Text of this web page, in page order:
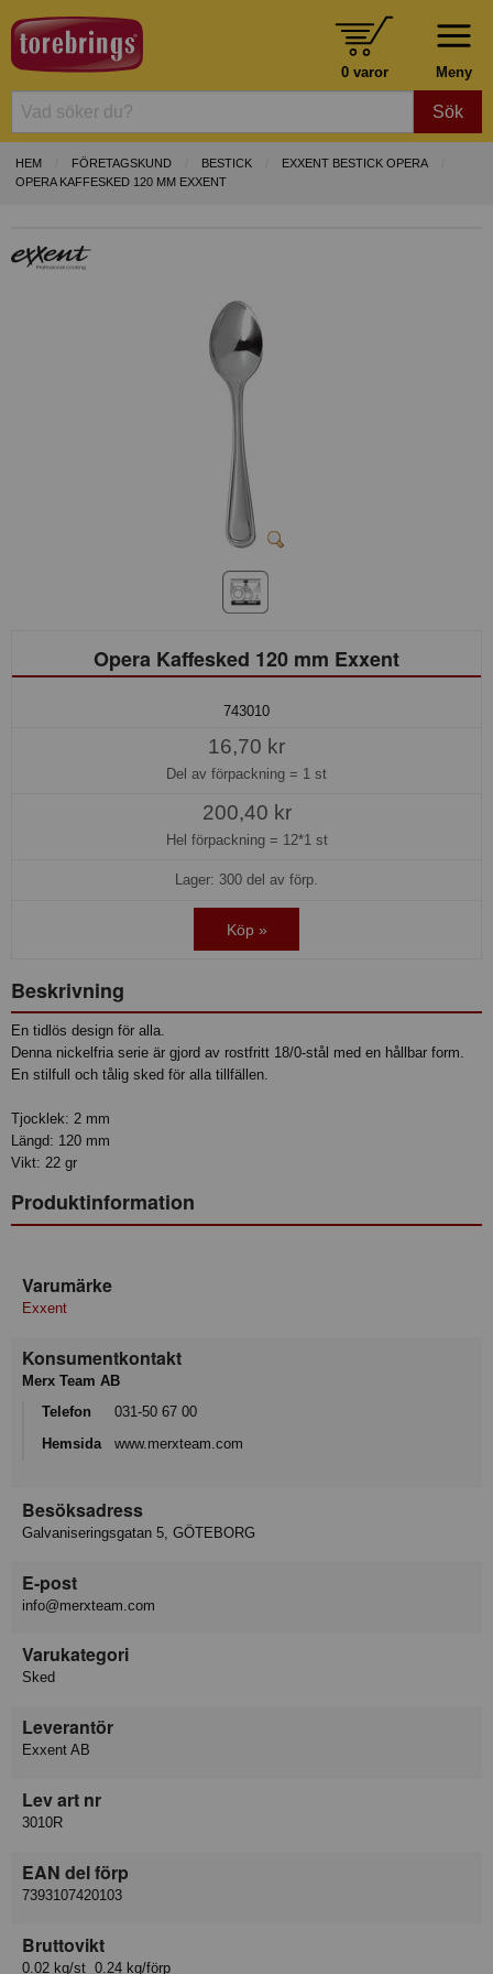
Meny
0 varor
Sök
HEM FÖRETAGSKUND BESTICK
EXXENT BESTICK OPERA
OPERA KAFFESKED 120 MM EXXENT
Opera Kaffesked 120 mm Exxent
743010
16,70 kr
Del av förpackning = 1 st
200,40 kr
Hel förpackning = 12*1 st
Lager: 300 del av förp.
Köp »
Beskrivning
En tidlös design för alla.
Denna nickelfria serie är gjord av rostfritt 18/0-stål med en hållbar form.
En stilfull och tålig sked för alla tillfällen.
Tjocklek: 2 mm
Längd: 120 mm
Vikt: 22 gr
Produktinformation
Varumärke
Exxent
Konsumentkontakt
Merx Team AB
Telefon
031-50 67 00
Hemsida
www.merxteam.com
Besöksadress
Galvaniseringsgatan 5, GÖTEBORG
E-post
info@merxteam.com
Varukategori
Sked
Leverantör
Exxent AB
Lev art nr
3010R
EAN del förp
7393107420103
Bruttovikt
0.02 kg/st 0.24 kg/förp